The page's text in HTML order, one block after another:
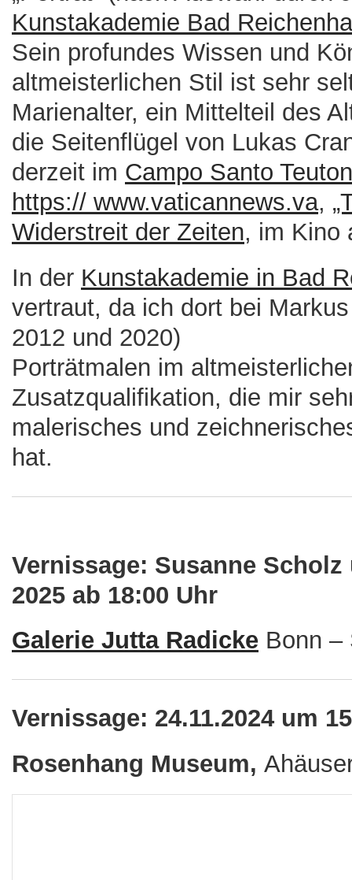
Kunstakademie Bad
Sein profundes Wissen und
altmeisterlichen Stil ist sehr
Marienalter, ein Mittelteil des
die Seitenflügel von Lukas
derzeit im Campo Santo
https:// www.vaticannews.va,
Widerstreit der Zeiten, im Kino
In der Kunstakademie in Bad
vertraut, da ich dort bei
2012 und 2020)
Porträtmalen im
Zusatzqualifikation, die mir
malerisches und
hat.
Vernissage: Susanne
2025 ab 18:00 Uhr
Galerie Jutta Radicke Bonn –
Vernissage: 24.11.2024 um
Rosenhang Museum,